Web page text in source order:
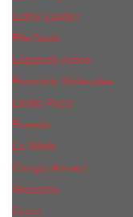
Еsteе Lаudеr
Elie Saab
Elizabeth Arden
Escentric Molecules
Emilio Pucci
Escada
Ex Nihilo
Giorgio Armani
Givenchy
Gucci